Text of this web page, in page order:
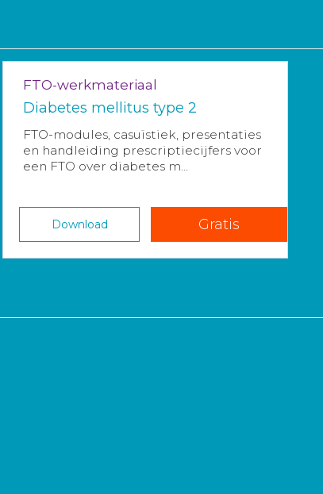
FTO-werkmateriaal
Diabetes mellitus type 2
FTO-modules, casuïstiek, presentaties
en handleiding prescriptiecijfers voor
een FTO over diabetes m...
Download Gratis